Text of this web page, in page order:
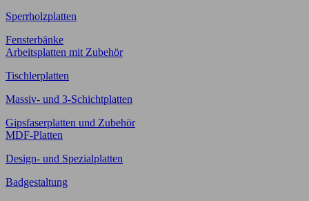
Sperrholzplatten
Fensterbänke
Arbeitsplatten mit Zubehör
Tischlerplatten
Massiv- und 3-Schichtplatten
Gipsfaserplatten und Zubehör
MDF-Platten
Design- und Spezialplatten
Badgestaltung